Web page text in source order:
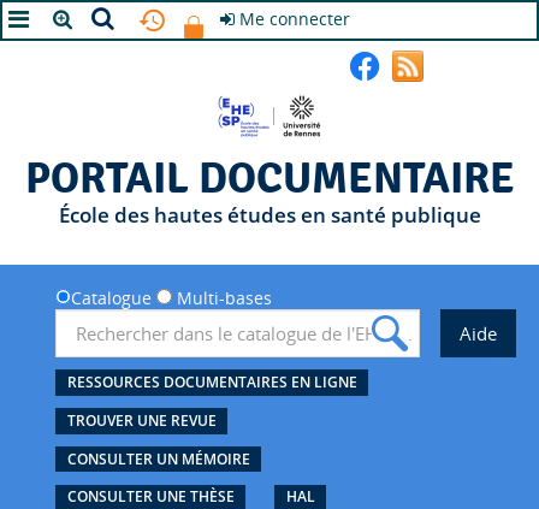
Me connecter
PORTAIL DOCUMENTAIRE
École des hautes études en santé publique
Catalogue Multi-bases
RESSOURCES DOCUMENTAIRES EN LIGNE
TROUVER UNE REVUE
CONSULTER UN MÉMOIRE
CONSULTER UNE THÈSE
HAL